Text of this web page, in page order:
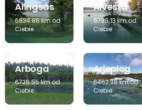
Alingsås
6634.86 km od
Ciebie
Alvesta
6796.13 km od
Ciebie
Arboga
6726.55 km od
Ciebie
Arjeplog
6462.38 km od
Ciebie